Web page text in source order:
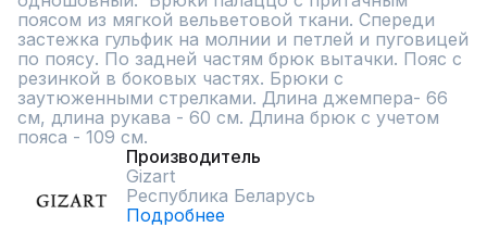
поясом из мягкой вельветовой ткани. Спереди
застежка гульфик на молнии и петлей и пуговицей
по поясу. По задней частям брюк вытачки. Пояс с
резинкой в боковых частях. Брюки с
заутюженными стрелками. Длина джемпера- 66
см, длина рукава - 60 см. Длина брюк с учетом
пояса - 109 см.
Производитель
Gizart
Республика Беларусь
Подробнее